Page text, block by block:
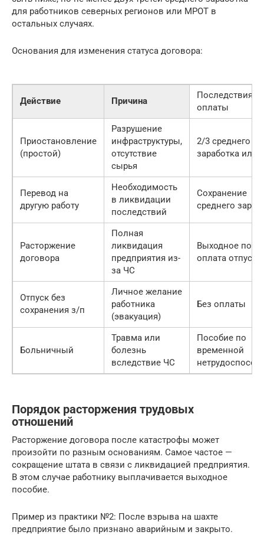
для работников северных регионов или МРОТ в
остальных случаях.
Основания для изменения статуса договора:
Действие Причина
Последствия
оплаты
Приостановление
(простой)
Разрушение
инфраструктуры,
отсутствие
сырья
2/3 среднего
заработка или
Перевод на
другую работу
Необходимость
в ликвидации
последствий
Сохранение
среднего
Расторжение
договора
Полная
ликвидация
предприятия из-
за ЧС
Выходное
оплата отпуска
Отпуск без
сохранения з/п
Личное желание
работника
(эвакуация)
Без оплаты
Больничный
Травма или
болезнь
вследствие ЧС
Пособие по
временной
Порядок расторжения трудовых
отношений
Расторжение договора после катастрофы может
произойти по разным основаниям. Самое частое —
сокращение штата в связи с ликвидацией предприятия.
В этом случае работнику выплачивается выходное
пособие.
Пример из практики №2: После взрыва на шахте
предприятие было признано аварийным и закрыто.